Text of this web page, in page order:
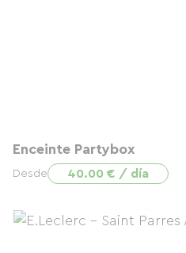
Enceinte Partybox
Desde 40.00 € / día